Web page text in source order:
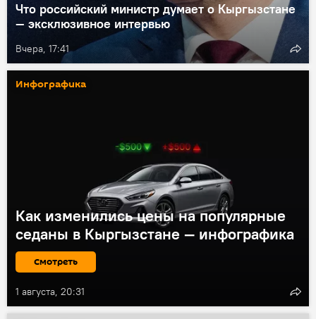
Что российский министр думает о Кыргызстане
— эксклюзивное интервью
Вчера, 17:41
1 августа, 20:31
Как изменились цены на популярные
седаны в Кыргызстане — инфографика
Инфографика
Смотреть